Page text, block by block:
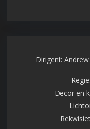
Dirigent:
Decor en